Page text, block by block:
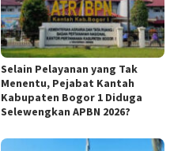
Selain Pelayanan yang Tak
Menentu, Pejabat Kantah
Kabupaten Bogor 1 Diduga
Selewengkan APBN 2026?